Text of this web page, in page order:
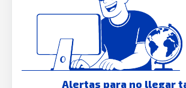
Alertas para no llegar